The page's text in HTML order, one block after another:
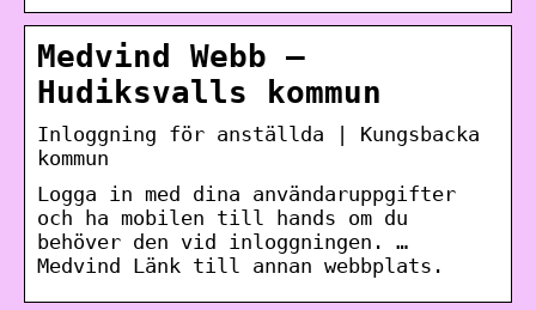
Medvind Webb –
Hudiksvalls kommun
Inloggning för anställda | Kungsbacka
kommun
Logga in med dina användaruppgifter
och ha mobilen till hands om du
behöver den vid inloggningen. …
Medvind Länk till annan webbplats.